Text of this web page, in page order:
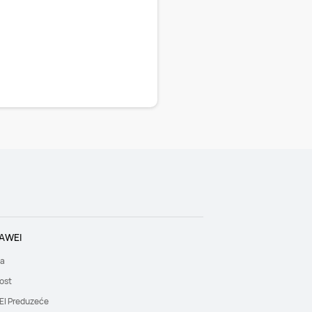
Preduzeće